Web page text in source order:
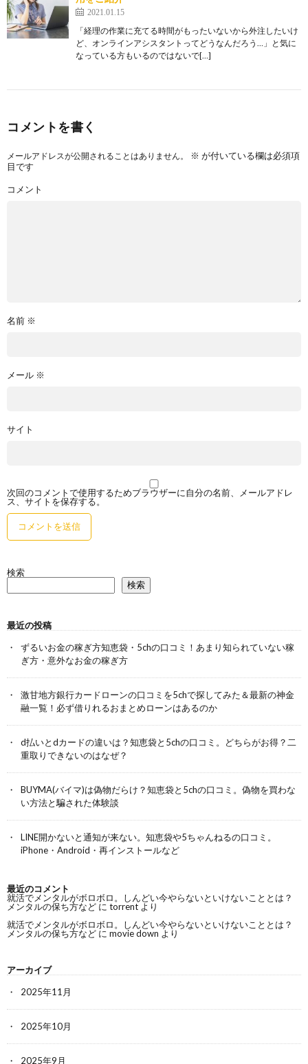
2021.01.15
「経理の作業に充てる時間がもったいないから外注したいけ
ど、オンラインアシスタントってどうなんだろう…」と気に
なっている方もいるのではないで[…]
コメントを書く
メールアドレスが公開されることはありません。 ※ が付いている欄は必須項
目です
コメント
名前 ※
メール ※
サイト
次回のコメントで使用するためブラウザーに自分の名前、メールアドレ
ス、サイトを保存する。
検索
検索
最近の投稿
ずるいお金の稼ぎ方知恵袋・5chの口コミ！あまり知られていない稼
ぎ方・意外なお金の稼ぎ方
激甘地方銀行カードローンの口コミを5chで探してみた＆最新の神金
融一覧！必ず借りれるおまとめローンはあるのか
d払いとdカードの違いは？知恵袋と5chの口コミ。どちらがお得？二
重取りできないのはなぜ？
BUYMA(バイマ)は偽物だらけ？知恵袋と5chの口コミ。偽物を買わな
い方法と騙された体験談
LINE開かないと通知が来ない。知恵袋や5ちゃんねるの口コミ。
iPhone・Android・再インストールなど
最近のコメント
就活でメンタルがボロボロ。しんどい今やらないといけないこととは？
メンタルの保ち方など に torrent より
就活でメンタルがボロボロ。しんどい今やらないといけないこととは？
メンタルの保ち方など に movie down より
アーカイブ
2025年11月
2025年10月
2025年9月